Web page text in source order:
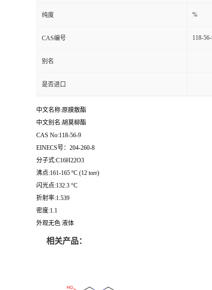
纯度 %
CAS编号 118-
别名
是否进口
中文名称:原膜散酯
中文别名:胡莫柳酯
CAS No:118-56-9
EINECS号：204-260-8
分子式:C16H22O3
沸点:161-165 ºC (12 torr)
闪光点:132.3 °C
折射率:1.539
密度:1.1
外观无色 液体
相关产品：